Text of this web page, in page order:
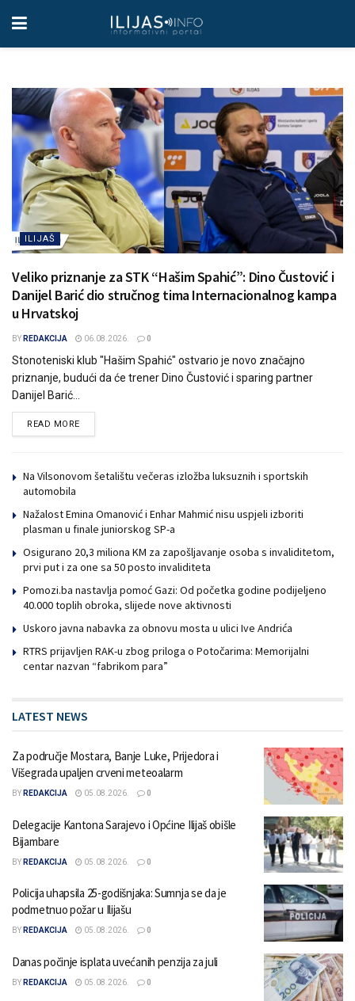
ILIJAŠ
Veliko priznanje za STK “Hašim Spahić”: Dino Čustović i
Danijel Barić dio stručnog tima Internacionalnog kampa
u Hrvatskoj
BY REDAKCIJA 06.08.2026. 0
Stonoteniski klub "Hašim Spahić" ostvario je novo značajno
priznanje, budući da će trener Dino Čustović i sparing partner
Danijel Barić...
READ MORE
Na Vilsonovom šetalištu večeras izložba luksuznih i sportskih
automobila
Nažalost Emina Omanović i Enhar Mahmić nisu uspjeli izboriti
plasman u finale juniorskog SP-a
Osigurano 20,3 miliona KM za zapošljavanje osoba s invaliditetom,
prvi put i za one sa 50 posto invaliditeta
Pomozi.ba nastavlja pomoć Gazi: Od početka godine podijeljeno
40.000 toplih obroka, slijede nove aktivnosti
Uskoro javna nabavka za obnovu mosta u ulici Ive Andrića
RTRS prijavljen RAK-u zbog priloga o Potočarima: Memorijalni
centar nazvan “fabrikom para”
LATEST NEWS
Za područje Mostara, Banje Luke, Prijedora i
Višegrada upaljen crveni meteoalarm
BY REDAKCIJA 05.08.2026. 0
Delegacije Kantona Sarajevo i Općine Ilijaš obišle
Bijambare
BY REDAKCIJA 05.08.2026. 0
Policija uhapsila 25-godišnjaka: Sumnja se da je
podmetnuo požar u Ilijašu
BY REDAKCIJA 05.08.2026. 0
Danas počinje isplata uvećanih penzija za juli
BY REDAKCIJA 05.08.2026. 0